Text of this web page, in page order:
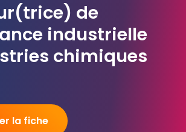
de
industrielle
chimiques
la fiche